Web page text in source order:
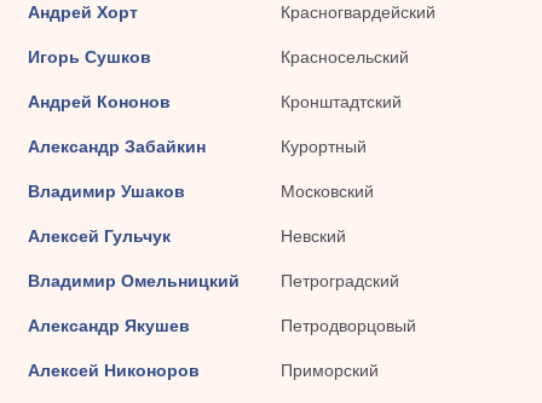
Андрей Хорт Красногвардейский
Игорь Сушков Красносельский
Андрей Кононов Кронштадтский
Александр Забайкин Курортный
Владимир Ушаков Московский
Алексей Гульчук Невский
Владимир Омельницкий Петроградский
Александр Якушев Петродворцовый
Алексей Никоноров Приморский